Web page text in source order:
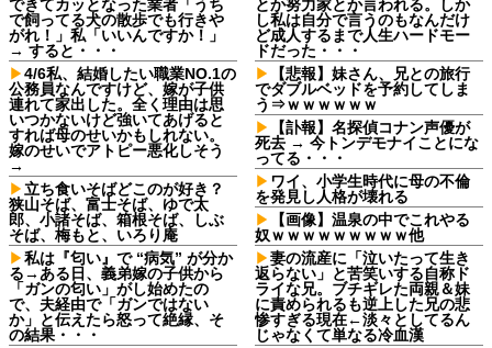
できてカッとなった業者「うち
で飼ってる犬の散歩でも行きや
がれ！」私「いいんですか！」
→ すると・・・
4/6私、結婚したい職業NO.1の
公務員なんですけど、嫁が子供
連れて家出した。全く理由は思
いつかないけど強いてあげると
すれば母のせいかもしれない。
嫁のせいでアトピー悪化しそう
→
立ち食いそばどこのが好き？
狭山そば、富士そば、ゆで太
郎、小諸そば、箱根そば、しぶ
そば、梅もと、いろり庵
私は『匂い』で “病気” が分か
る→ある日、義弟嫁の子供から
「ガンの匂い」がし始めたの
で、夫経由で「ガンではない
か」と伝えたら怒って絶縁、そ
の結果・・・
とか努力家とか言われる。しか
し私は自分で言うのもなんだけ
ど成人するまで人生ハードモー
ドだった・・・
【悲報】妹さん、兄との旅行
でダブルベッドを予約してしま
う⇒ｗｗｗｗｗｗ
【訃報】名探偵コナン声優が
死去 → 今トンデモナイことにな
ってる・・・
ワイ、小学生時代に母の不倫
を発見し人格が壊れる
【画像】温泉の中でこれやる
奴ｗｗｗｗｗｗｗｗｗ他
妻の流産に「泣いたって生き
返らない」と苦笑いする自称ド
ライな兄。ブチギレた両親＆妹
に責められるも逆上した兄の悲
惨すぎる現在←淡々としてるん
じゃなくて単なる冷血漢